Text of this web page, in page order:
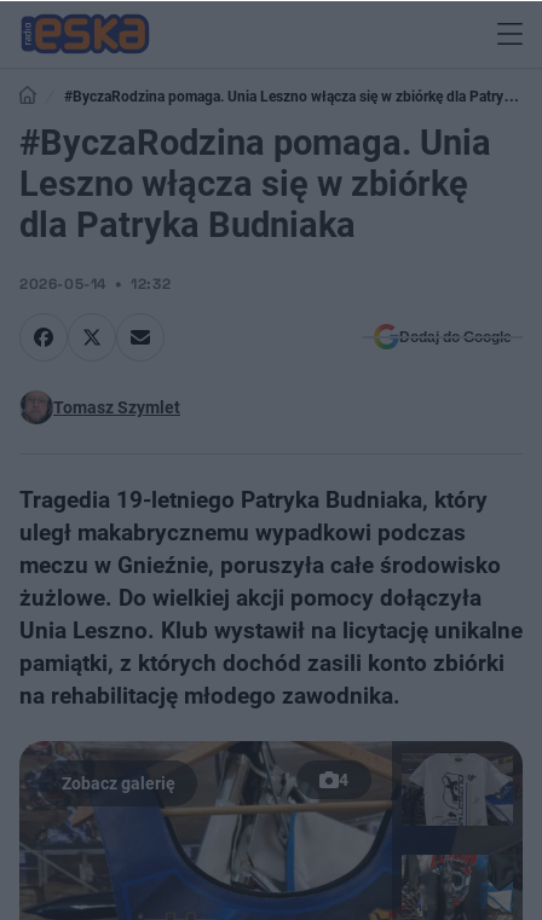
#ByczaRodzina pomaga. Unia Leszno włącza się w zbiórkę dla Patryka
Budniaka
#ByczaRodzina pomaga. Unia
Leszno włącza się w zbiórkę
dla Patryka Budniaka
2026-05-14 12:32
Dodaj do Google
Tomasz Szymlet
Tragedia 19-letniego Patryka Budniaka, który
uległ makabrycznemu wypadkowi podczas
meczu w Gnieźnie, poruszyła całe środowisko
żużlowe. Do wielkiej akcji pomocy dołączyła
Unia Leszno. Klub wystawił na licytację unikalne
pamiątki, z których dochód zasili konto zbiórki
na rehabilitację młodego zawodnika.
4